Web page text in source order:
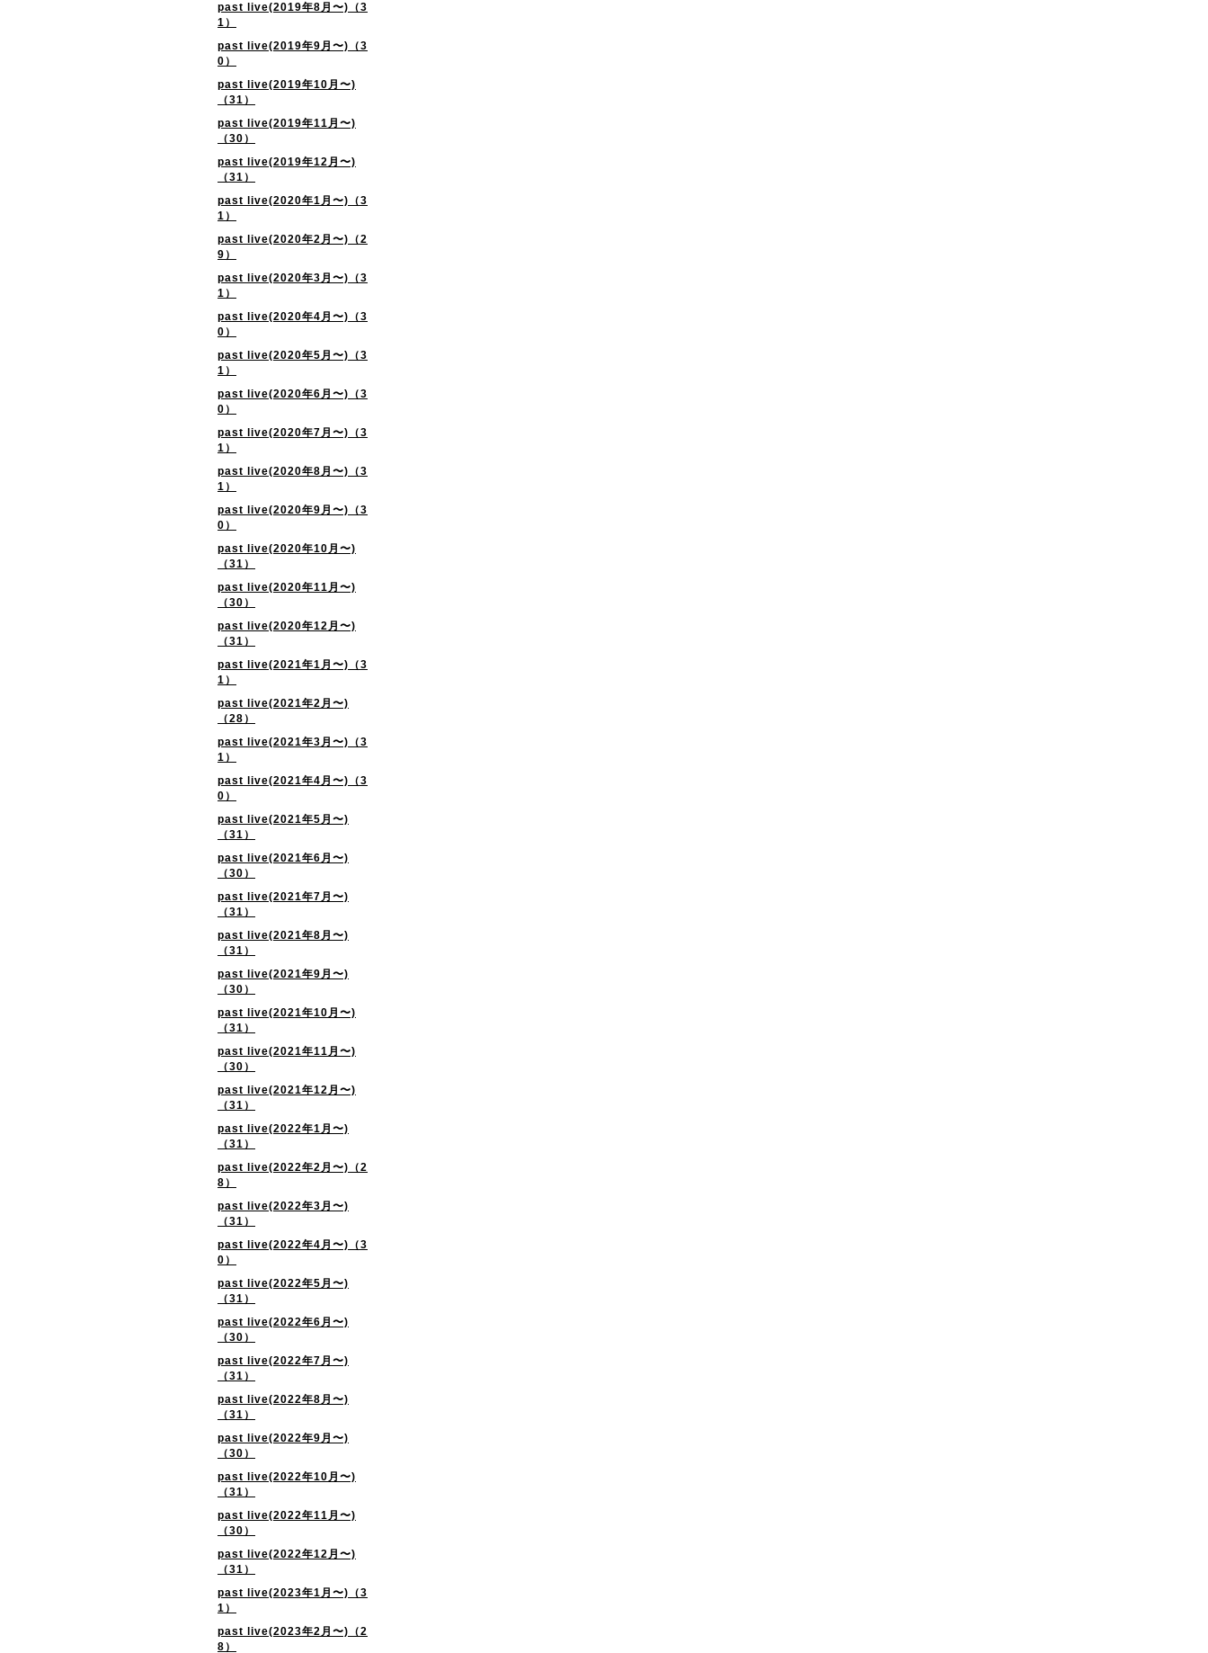
past live(2019年8月〜)（3
1）
past live(2019年9月〜)（3
0）
past live(2019年10月〜)
（31）
past live(2019年11月〜)
（30）
past live(2019年12月〜)
（31）
past live(2020年1月〜)（3
1）
past live(2020年2月〜)（2
9）
past live(2020年3月〜)（3
1）
past live(2020年4月〜)（3
0）
past live(2020年5月〜)（3
1）
past live(2020年6月〜)（3
0）
past live(2020年7月〜)（3
1）
past live(2020年8月〜)（3
1）
past live(2020年9月〜)（3
0）
past live(2020年10月〜)
（31）
past live(2020年11月〜)
（30）
past live(2020年12月〜)
（31）
past live(2021年1月〜)（3
1）
past live(2021年2月〜)
（28）
past live(2021年3月〜)（3
1）
past live(2021年4月〜)（3
0）
past live(2021年5月〜)
（31）
past live(2021年6月〜)
（30）
past live(2021年7月〜)
（31）
past live(2021年8月〜)
（31）
past live(2021年9月〜)
（30）
past live(2021年10月〜)
（31）
past live(2021年11月〜)
（30）
past live(2021年12月〜)
（31）
past live(2022年1月〜)
（31）
past live(2022年2月〜)（2
8）
past live(2022年3月〜)
（31）
past live(2022年4月〜)（3
0）
past live(2022年5月〜)
（31）
past live(2022年6月〜)
（30）
past live(2022年7月〜)
（31）
past live(2022年8月〜)
（31）
past live(2022年9月〜)
（30）
past live(2022年10月〜)
（31）
past live(2022年11月〜)
（30）
past live(2022年12月〜)
（31）
past live(2023年1月〜)（3
1）
past live(2023年2月〜)（2
8）